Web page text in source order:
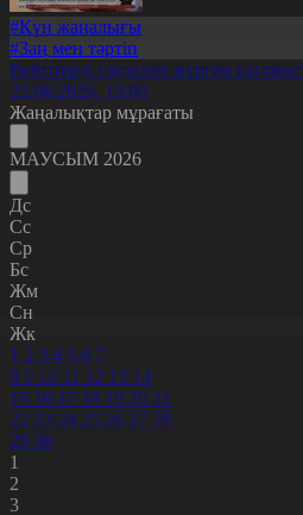
#Күн жаңалығы
#Заң мен тәртіп
Вейптерді саудалап жүрген
22.06.2026, 13:00
Жаңалықтар мұрағаты
МАУСЫМ 2026
Дс
Сс
Ср
Бс
Жм
Сн
Жк
1 2 3 4 5 6 7
8 9 10 11 12 13 14
15 16 17 18 19 20 21
22 23 24 25 26 27 28
29 30
1
2
3